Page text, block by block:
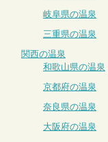
岐阜県の温泉
三重県の温泉
関西の温泉
和歌山県の温泉
京都府の温泉
奈良県の温泉
大阪府の温泉